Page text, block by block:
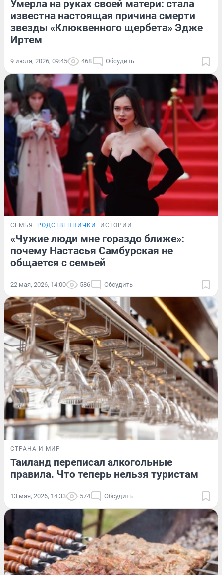
Умерла на руках своей матери: стала
известна настоящая причина смерти
звезды «Клюквенного щербета» Эдже
Иртем
9 июля, 2026, 09:45 468 Обсудить
СЕМЬЯ РОДСТВЕННИЧКИ ИСТОРИИ
«Чужие люди мне гораздо ближе»:
почему Настасья Самбурская не
общается с семьей
22 мая, 2026, 14:00 586 Обсудить
СТРАНА И МИР
Таиланд переписал алкогольные
правила. Что теперь нельзя туристам
13 мая, 2026, 14:33 574 Обсудить